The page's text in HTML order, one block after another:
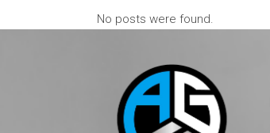
No posts were found.